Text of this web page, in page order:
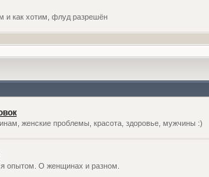
и как хотим, флуд разрешён
женские проблемы, красота, здоровье, мужчины :)
опытом. О женщинах и разном.